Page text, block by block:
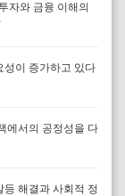
자와 금융 이해의
성이 증가하고 있다
에서의 공정성을 다
등 해결과 사회적 정